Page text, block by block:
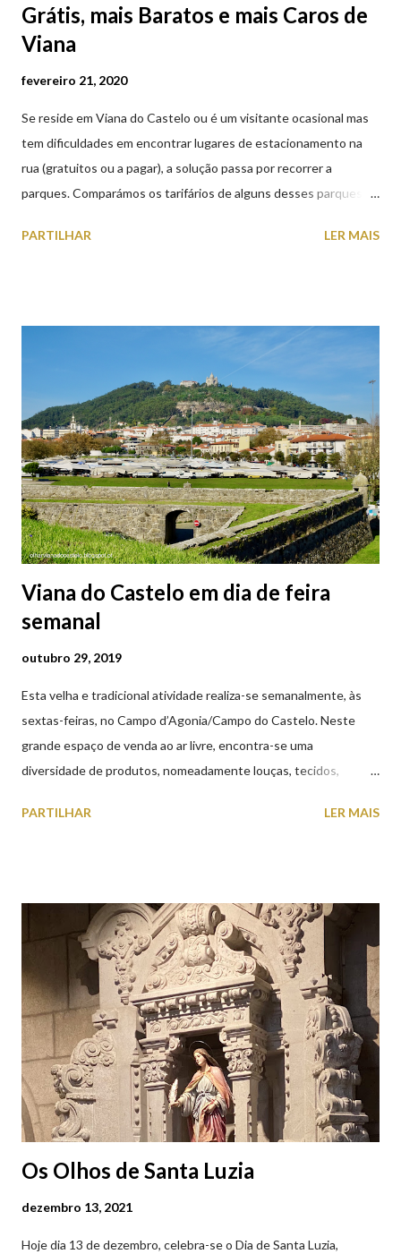
Grátis, mais Baratos e mais Caros de
Viana
fevereiro 21, 2020
Se reside em Viana do Castelo ou é um visitante ocasional mas
tem dificuldades em encontrar lugares de estacionamento na
rua (gratuitos ou a pagar), a solução passa por recorrer a
parques. Comparámos os tarifários de alguns desses parques de
subterrâneos) perto do centro da cidade (entenda-se por
subterrâneos. O Parque da Estação Viana Shopping é grátis de
2ª a 5ª feira a partir das 20:00 (DIAS ÚTEIS)
PARTILHAR LER MAIS
Viana do Castelo em dia de feira
semanal
outubro 29, 2019
Esta velha e tradicional atividade realiza-se semanalmente, às
sextas-feiras, no Campo d’Agonia/Campo do Castelo. Neste
grande espaço de venda ao ar livre, encontra-se uma
diversidade de produtos, nomeadamente louças, tecidos,
cobres entre muitos outros. Horário de funcionamento | Verão
(2019.10.25) Feira Semanal em Viana do Castelo (2019.10.25)
Feira Semanal em Viana do Castelo (2019.10.25) Feira Semanal
em Viana do Castelo (2019.10.25) Feira Semanal em Viana do
Castelo (2019.10.25) Feira Semanal em Viana do Castelo
(2019.10.25)
PARTILHAR LER MAIS
Os Olhos de Santa Luzia
dezembro 13, 2021
Hoje dia 13 de dezembro, celebra-se o Dia de Santa Luzia,